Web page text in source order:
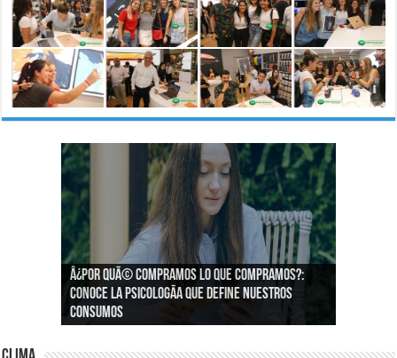
Â¿CÃ³mo podemos asegurar un espacio de
igualdad en el trabajo?
Â¿Por quÃ© compramos lo que compramos?:
Conoce la psicologÃ­a que define nuestros
consumos